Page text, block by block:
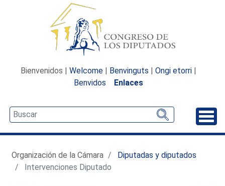
Bienvenidos | Welcome | Benvinguts | Ongi etorri |
Benvidos
Enlaces
Organización de la Cámara
Diputadas y diputados
Intervenciones Diputado